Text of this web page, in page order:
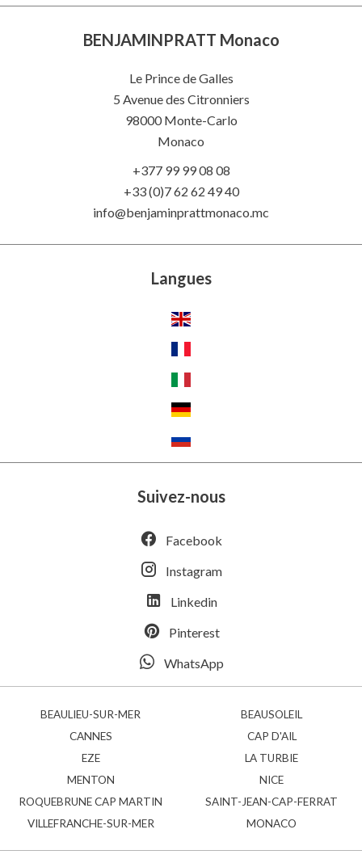
BENJAMINPRATT Monaco
Le Prince de Galles
5 Avenue des Citronniers
98000 Monte-Carlo
Monaco
+377 99 99 08 08
+33 (0)7 62 62 49 40
info@benjaminprattmonaco.mc
Langues
Suivez-nous
Facebook
Instagram
Linkedin
Pinterest
WhatsApp
BEAULIEU-SUR-MER
BEAUSOLEIL
CANNES
CAP D'AIL
EZE
LA TURBIE
MENTON
NICE
ROQUEBRUNE CAP MARTIN
SAINT-JEAN-CAP-FERRAT
VILLEFRANCHE-SUR-MER
MONACO